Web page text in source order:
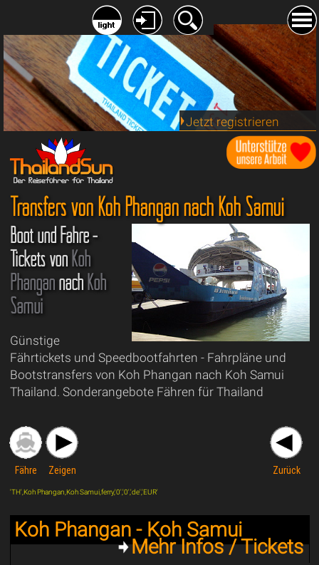
Jetzt registrieren
Transfers von Koh Phangan nach Koh Samui
Boot und Fähre -
Tickets von Koh
Phangannach Koh
Samui
Günstige
Fährtickets und Speedbootfahrten - Fahrpläne und
Bootstransfers von Koh Phangan nach Koh Samui
Thailand. Sonderangebote Fähren für Thailand
Fähre Zeigen Zurück
'TH',Koh Phangan,Koh Samui,ferry,'0','0','de','EUR'
Koh Phangan - Koh Samui
Mehr Infos / Tickets